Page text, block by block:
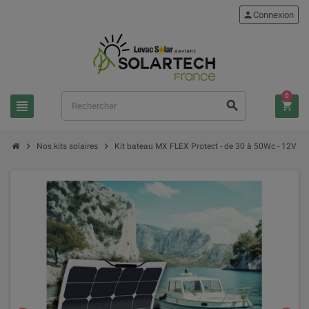
view_headline search
person Connexion
shopping_cart
0
chevron_right Nos kits solaires chevron_right Kit bateau MX FLEX Protect - de 30 à 50Wc - 12V